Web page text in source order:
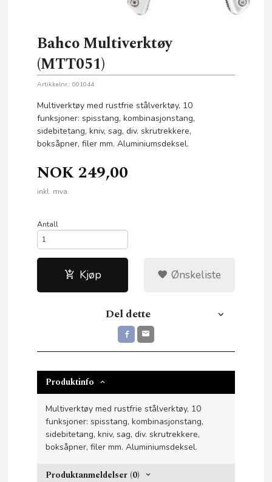
Bahco Multiverktøy
(MTT051)
Artikkelnr.: 001044
Multiverktøy med rustfrie stålverktøy, 10
funksjoner: spisstang, kombinasjonstang,
sidebitetang, kniv, sag, div. skrutrekkere,
boksåpner, filer mm. Aluminiumsdeksel.
NOK 249,00
inkl. mva.
Antall
Kjøp Ønskeliste
Del dette
Produktinfo
Multiverktøy med rustfrie stålverktøy, 10
funksjoner: spisstang, kombinasjonstang,
sidebitetang, kniv, sag, div. skrutrekkere,
boksåpner, filer mm. Aluminiumsdeksel.
Produktanmeldelser (0)